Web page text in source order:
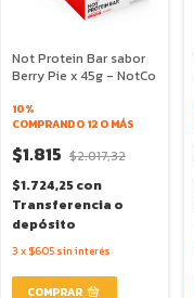
Not Protein Bar sabor
Berry Pie x 45g - NotCo
10%
COMPRANDO 12 O MÁS
$1.815 $2.017,32
$1.724,25con
Transferencia o
depósito
3 x $605 sin interés